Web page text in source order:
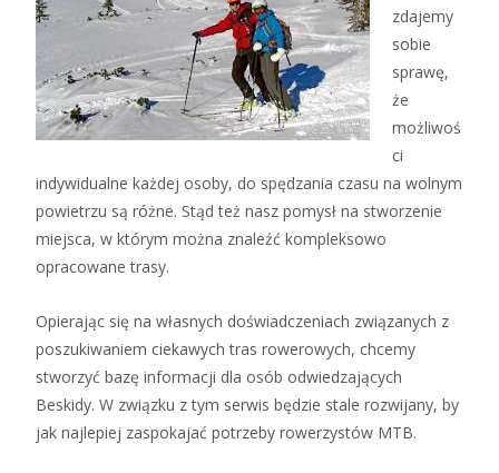
zdajemy
sobie
sprawę,
że
możliwoś
ci
indywidualne każdej osoby, do spędzania czasu na wolnym
powietrzu są różne. Stąd też nasz pomysł na stworzenie
miejsca, w którym można znaleźć kompleksowo
opracowane trasy.
Opierając się na własnych doświadczeniach związanych z
poszukiwaniem ciekawych tras rowerowych, chcemy
stworzyć bazę informacji dla osób odwiedzających
Beskidy. W związku z tym serwis będzie stale rozwijany, by
jak najlepiej zaspokajać potrzeby rowerzystów MTB.